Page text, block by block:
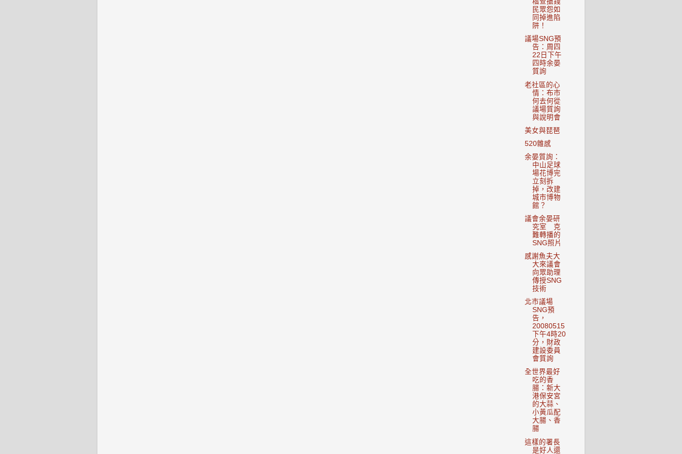
民眾怨如
同掉進陷
阱！
議場SNG預
告：周四
22日下午
四時余晏
質詢
老社區的心
情：布市
何去何從
議場質詢
與說明會
美女與琵琶
520雜感
余晏質詢：
中山足球
場花博完
立刻拆
掉，改建
城市博物
館？
議會余晏研
究室 克
難轉播的
SNG照片
感謝魚夫大
大來議會
向眾助理
傳授SNG
技術
北市議場
SNG預
告，
20080515
下午4時20
分，財政
建設委員
會質詢
全世界最好
吃的香
腸：新大
港保安宮
的大蒜、
小黃瓜配
大腸、香
腸
這樣的署長
是好人還